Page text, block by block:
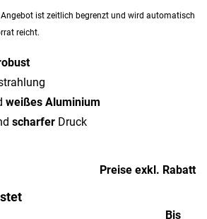
Angebot ist zeitlich begrenzt und wird automatisch
reicht.
weißes Aluminium­
scharfer Druck
Preise exkl. Rabatt
Bis